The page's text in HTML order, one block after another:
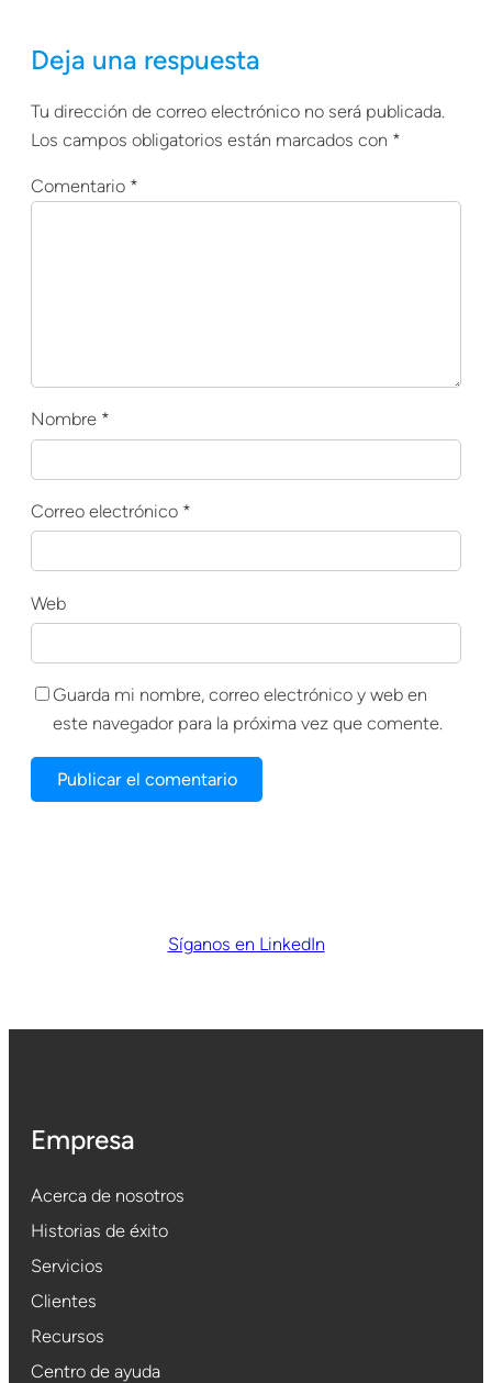
Deja una respuesta
Tu dirección de correo electrónico no será publicada.
Los campos obligatorios están marcados con *
Comentario *
Nombre *
Correo electrónico *
Web
Guarda mi nombre, correo electrónico y web en
este navegador para la próxima vez que comente.
Síganos en LinkedIn
Empresa
Acerca de nosotros
Historias de éxito
Servicios
Clientes
Recursos
Centro de ayuda